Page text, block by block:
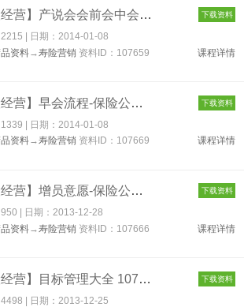
【保险经营】产说会会前会中会后 107659 下载资料
| 日期：2014-01-08
资料→寿险营销 资料ID：107659 课程详情
【保险经营】早会流程-保险公司晨会必备 107669 下载资料
| 日期： 2014-01-08
资料→寿险营销 资料ID：107669 课程详情
【保险经营】增员意愿-保险公司增员专题 107666 下载资料
| 日期：2013-12-28
资料→寿险营销 资料ID：107666 课程详情
【保险经营】目标管理大全 107621 下载资料
| 日期：2013-12-25